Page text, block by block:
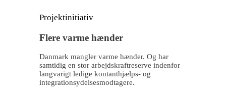
Projektinitiativ
Flere varme hænder
Danmark mangler varme hænder. Og har
samtidig en stor arbejdskraftreserve indenfor
langvarigt ledige kontanthjælps- og
integrationsydelsesmodtagere.